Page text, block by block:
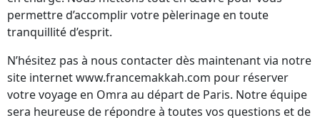
permettre d’accomplir votre pèlerinage en toute
tranquillité d’esprit.
N’hésitez pas à nous contacter dès maintenant via notre
site internet www.francemakkah.com pour réserver
votre voyage en Omra au départ de Paris. Notre équipe
sera heureuse de répondre à toutes vos questions et de